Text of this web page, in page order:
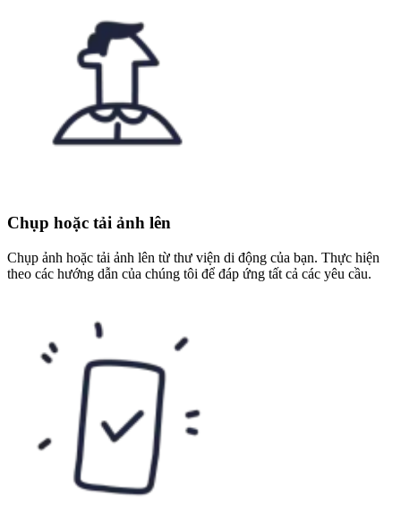
Chụp hoặc tải ảnh lên
Chụp ảnh hoặc tải ảnh lên từ thư viện di động của bạn. Thực hiện
theo các hướng dẫn của chúng tôi để đáp ứng tất cả các yêu cầu.